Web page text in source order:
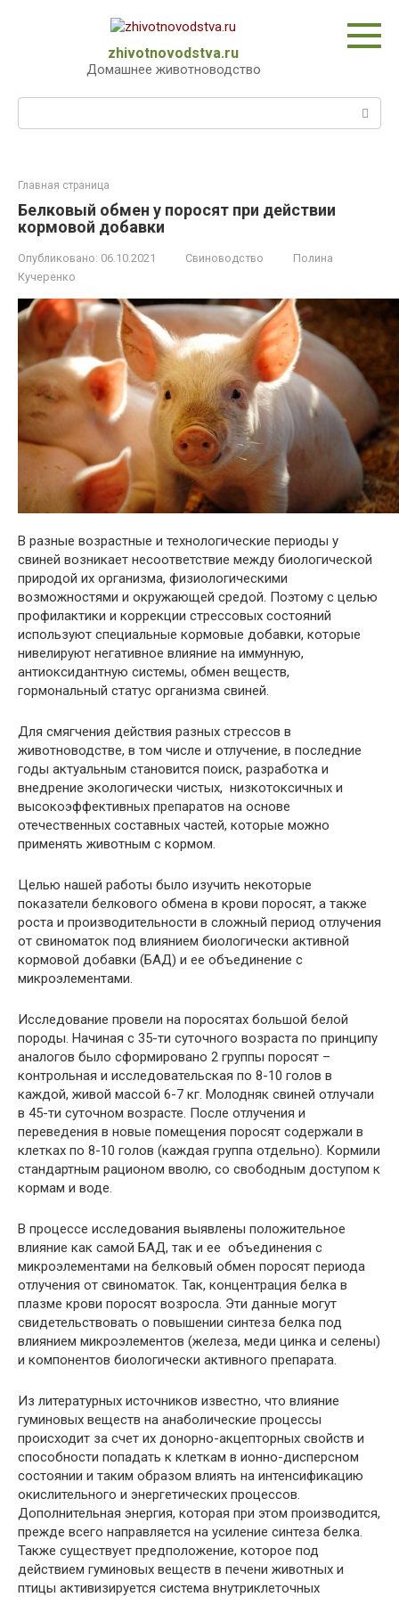
zhivotnovodstva.ru
Домашнее животноводство
Поиск:
Главная страница
Белковый обмен у поросят при действии
кормовой добавки
Опубликовано: 06.10.2021 Свиноводство
Полина
Кучеренко
В разные возрастные и технологические периоды у
свиней возникает несоответствие между биологической
природой их организма, физиологическими
возможностями и окружающей средой. Поэтому с целью
профилактики и коррекции стрессовых состояний
используют специальные кормовые добавки, которые
нивелируют негативное влияние на иммунную,
антиоксидантную системы, обмен веществ,
гормональный статус организма свиней.
Для смягчения действия разных стрессов в
животноводстве, в том числе и отлучение, в последние
годы актуальным становится поиск, разработка и
внедрение экологически чистых, низкотоксичных и
высокоэффективных препаратов на основе
отечественных составных частей, которые можно
применять животным с кормом.
Целью нашей работы было изучить некоторые
показатели белкового обмена в крови поросят, а также
роста и производительности в сложный период отлучения
от свиноматок под влиянием биологически активной
кормовой добавки (БАД) и ее объединение с
микроэлементами.
Исследование провели на поросятах большой белой
породы. Начиная с 35-ти суточного возраста по принципу
аналогов было сформировано 2 группы поросят –
контрольная и исследовательская по 8-10 голов в
каждой, живой массой 6-7 кг. Молодняк свиней отлучали
в 45-ти суточном возрасте. После отлучения и
переведения в новые помещения поросят содержали в
клетках по 8-10 голов (каждая группа отдельно). Кормили
стандартным рационом вволю, со свободным доступом к
кормам и воде.
В процессе исследования выявлены положительное
влияние как самой БАД, так и ее объединения с
микроэлементами на белковый обмен поросят периода
отлучения от свиноматок. Так, концентрация белка в
плазме крови поросят возросла. Эти данные могут
свидетельствовать о повышении синтеза белка под
влиянием микроэлементов (железа, меди цинка и селены)
и компонентов биологически активного препарата.
Из литературных источников известно, что влияние
гуминовых веществ на анаболические процессы
происходит за счет их донорно-акцепторных свойств и
способности попадать к клеткам в ионно-дисперсном
состоянии и таким образом влиять на интенсификацию
окислительного и энергетических процессов.
Дополнительная энергия, которая при этом производится,
прежде всего направляется на усиление синтеза белка.
Также существует предположение, которое под
действием гуминовых веществ в печени животных и
птицы активизируется система внутриклеточных